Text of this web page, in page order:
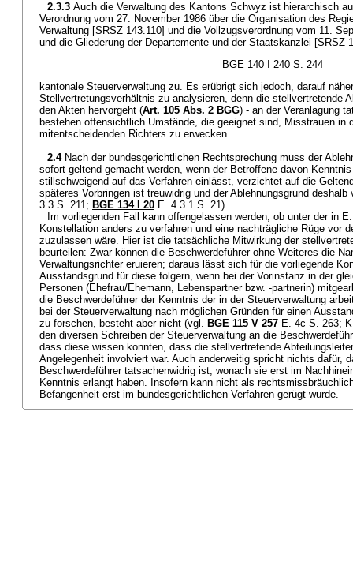
2.3.3 Auch die Verwaltung des Kantons Schwyz ist hierarchisch
Verordnung vom 27. November 1986 über die Organisation des
Verwaltung [SRSZ 143.110] und die Vollzugsverordnung vom 11.
und die Gliederung der Departemente und der Staatskanzlei [SRSZ
BGE 140 I 240 S. 244
kantonale Steuerverwaltung zu. Es erübrigt sich jedoch, darauf
Stellvertretungsverhältnis zu analysieren, denn die stellvertretende
den Akten hervorgeht (Art. 105 Abs. 2 BGG) - an der Veranlagung
bestehen offensichtlich Umstände, die geeignet sind, Misstrauen in
mitentscheidenden Richters zu erwecken.
2.4 Nach der bundesgerichtlichen Rechtsprechung muss der
sofort geltend gemacht werden, wenn der Betroffene davon
stillschweigend auf das Verfahren einlässt, verzichtet auf die
späteres Vorbringen ist treuwidrig und der Ablehnungsgrund
3.3 S. 211; BGE 134 I 20 E. 4.3.1 S. 21).
Im vorliegenden Fall kann offengelassen werden, ob unter der in
Konstellation anders zu verfahren und eine nachträgliche Rüge vor
zuzulassen wäre. Hier ist die tatsächliche Mitwirkung der
beurteilen: Zwar können die Beschwerdeführer ohne Weiteres die
Verwaltungsrichter eruieren; daraus lässt sich für die vorliegende
Ausstandsgrund für diese folgern, wenn bei der Vorinstanz in der
Personen (Ehefrau/Ehemann, Lebenspartner bzw. -partnerin)
die Beschwerdeführer der Kenntnis der in der Steuerverwaltung
bei der Steuerverwaltung nach möglichen Gründen für einen
zu forschen, besteht aber nicht (vgl. BGE 115 V 257 E. 4c S. 263;
den diversen Schreiben der Steuerverwaltung an die
dass diese wissen konnten, dass die stellvertretende
Angelegenheit involviert war. Auch anderweitig spricht nichts dafür,
Beschwerdeführer tatsachenwidrig ist, wonach sie erst im
Kenntnis erlangt haben. Insofern kann nicht als
Befangenheit erst im bundesgerichtlichen Verfahren gerügt wurde.